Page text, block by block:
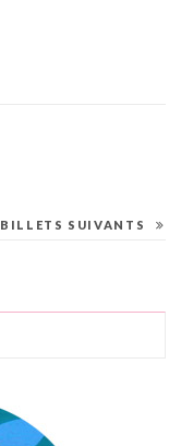
BILLETS SUIVANTS